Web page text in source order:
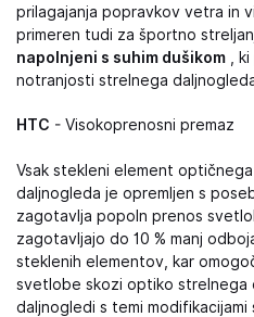
prilagajanja popravkov vetra in
primeren tudi za športno
napolnjeni s suhim dušikom ,
notranjosti strelnega
HTC - Visokoprenosni premaz
Vsak stekleni element
daljnogleda je opremljen s
zagotavlja popoln prenos
zagotavljajo do 10 % manj
steklenih elementov, kar
svetlobe skozi optiko strelnega
daljnogledi s temi